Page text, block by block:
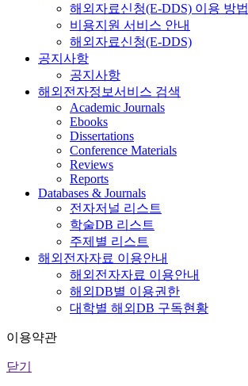
해외자료신청(E-DDS) 이용 방법
비용지원 서비스 안내
해외자료신청(E-DDS)
공지사항
공지사항
해외전자정보서비스 검색
Academic Journals
Ebooks
Dissertations
Conference Materials
Reviews
Reports
Databases & Journals
전자저널 리스트
학술DB 리스트
주제별 리스트
해외전자자료 이용안내
해외전자자료 이용안내
해외DB별 이용권한
대학별 해외DB 구독현황
이용약관
닫기